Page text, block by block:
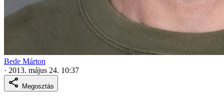
Bede Márton
· 2013. május 24. 10:37
Megosztás